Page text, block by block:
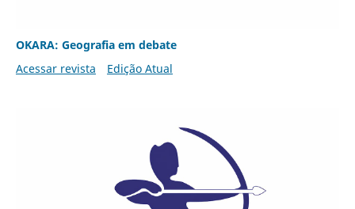
OKARA: Geografia em debate
Acessar revista
Edição Atual